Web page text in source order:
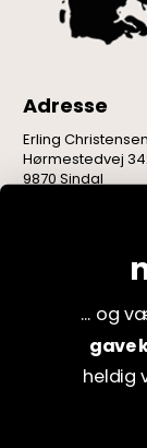
Adresse
Erling
Hørmestedvej
9870 Sindal
... og
heldig